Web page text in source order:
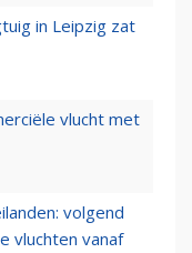
in Leipzig zat
vlucht met
volgend
vluchten vanaf